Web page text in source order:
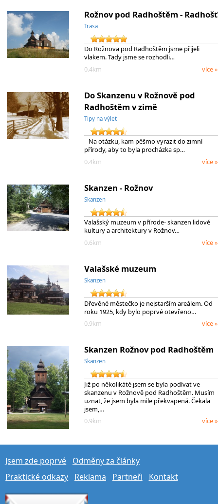
Rožnov pod Radhoštěm - Radhošť
Trasa
Do Rožnova pod Radhoštěm jsme přijeli
vlakem. Tady jsme se rozhodli…
0.4km
více »
Do Skanzenu v Rožnově pod
Radhoštěm v zimě
Tipy na výlet
Na otázku, kam pěšmo vyrazit do zimní
přírody, aby to byla procházka sp…
0.4km
více »
Skanzen - Rožnov
Skanzen
Valašský muzeum v přírode- skanzen lidové
kultury a architektury v Rožnov…
0.6km
více »
Valašské muzeum
Skanzen
Dřevěné městečko je nejstarším areálem. Od
roku 1925, kdy bylo poprvé otevřeno…
0.9km
více »
Skanzen Rožnov pod Radhoštěm
Skanzen
Již po několikáté jsem se byla podívat ve
skanzenu v Rožnově pod Radhoštěm. Musím
uznat, že jsem byla mile překvapená. Čekala
jsem,…
0.9km
více »
Jsem zde poprvé
Odměny za články
Praktické odkazy
Reklama Partneři Kontakt